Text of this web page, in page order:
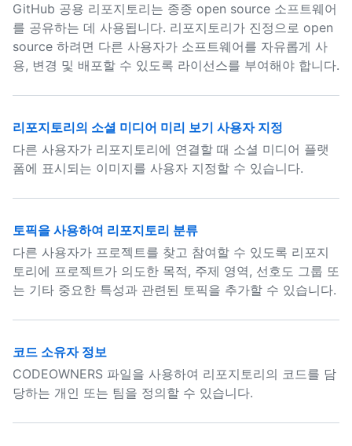
GitHub 공용 리포지토리는 종종 open source 소프트웨어
를 공유하는 데 사용됩니다. 리포지토리가 진정으로 open
source 하려면 다른 사용자가 소프트웨어를 자유롭게 사
용, 변경 및 배포할 수 있도록 라이선스를 부여해야 합니다.
리포지토리의 소셜 미디어 미리 보기 사용자 지정
다른 사용자가 리포지토리에 연결할 때 소셜 미디어 플랫
폼에 표시되는 이미지를 사용자 지정할 수 있습니다.
토픽을 사용하여 리포지토리 분류
다른 사용자가 프로젝트를 찾고 참여할 수 있도록 리포지
토리에 프로젝트가 의도한 목적, 주제 영역, 선호도 그룹 또
는 기타 중요한 특성과 관련된 토픽을 추가할 수 있습니다.
코드 소유자 정보
CODEOWNERS 파일을 사용하여 리포지토리의 코드를 담
당하는 개인 또는 팀을 정의할 수 있습니다.